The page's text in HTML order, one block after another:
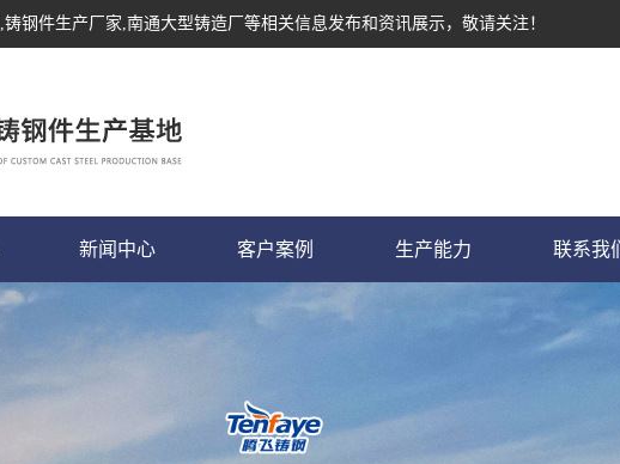
,铸钢件生产厂家,南通大型铸造厂等相关信息发布和资讯展示，敬请关注！
新闻中心 客户案例 生产能力 联系我们